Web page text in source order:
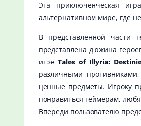
Эта приключенческая
альтернативном мире, где
В представленной части
представлена дюжина
игре Tales of Illyria:
различными
ценные предметы. Игроку
понравиться геймерам,
Впереди пользователю